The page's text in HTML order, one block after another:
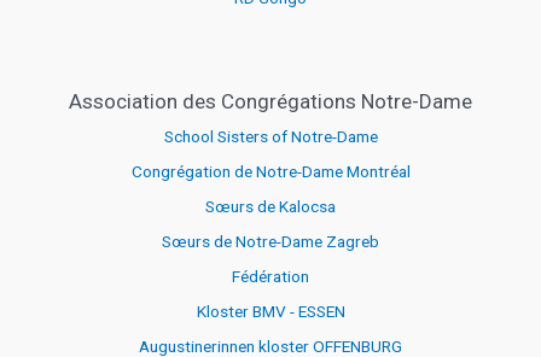
Association des Congrégations Notre-Dame
School Sisters of Notre-Dame
Congrégation de Notre-Dame Montréal
Sœurs de Kalocsa
Sœurs de Notre-Dame Zagreb
Fédération
Kloster BMV - ESSEN
Augustinerinnen kloster OFFENBURG